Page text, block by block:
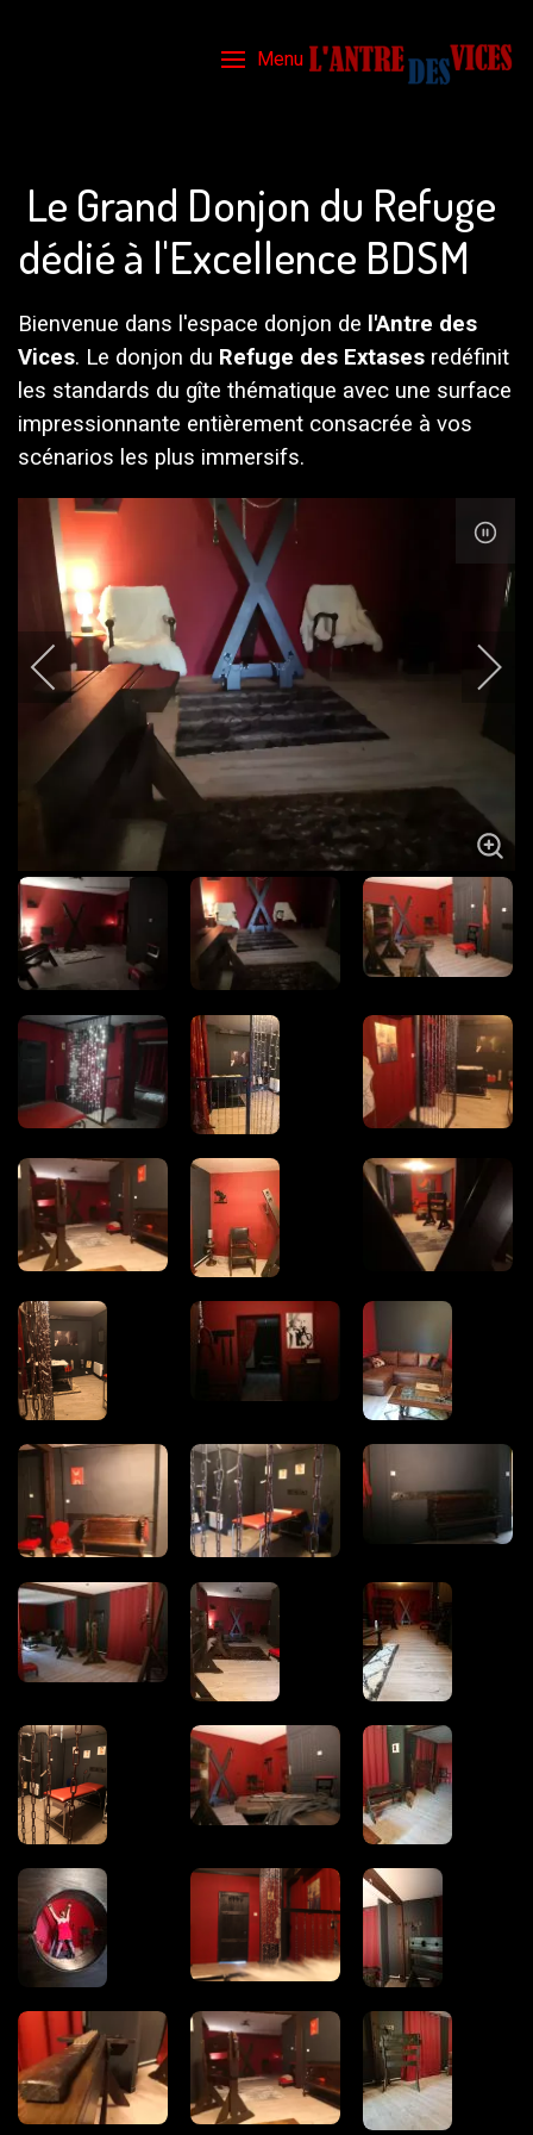
Menu
Le Grand Donjon du Refuge
dédié à l'Excellence BDSM
Bienvenue dans l'espace donjon de l'Antre des
Vices. Le donjon du Refuge des Extases redéfinit
les standards du gîte thématique avec une surface
impressionnante entièrement consacrée à vos
scénarios les plus immersifs.